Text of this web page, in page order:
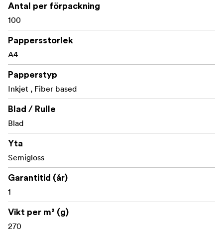
Antal per förpackning
100
Pappersstorlek
A4
Papperstyp
Inkjet , Fiber based
Blad / Rulle
Blad
Yta
Semigloss
Garantitid (år)
1
Vikt per m² (g)
270